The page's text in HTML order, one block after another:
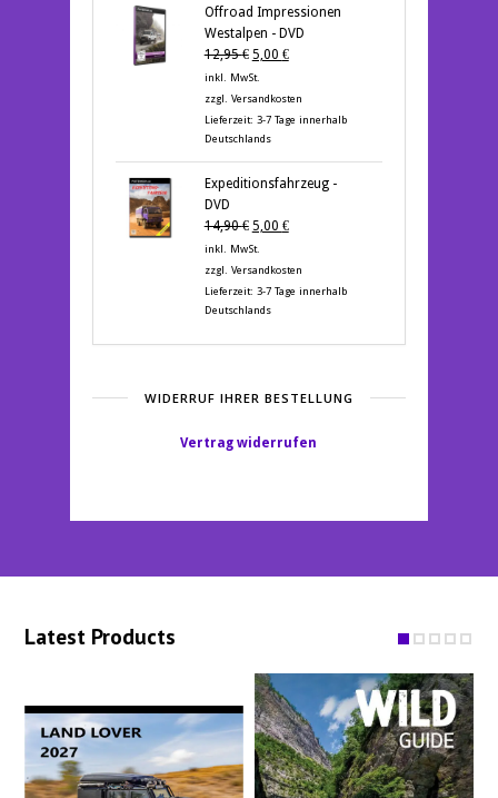
Offroad Impressionen
Westalpen - DVD
12,95€ Ursprünglicher
Preis
war:
12,95 €
5,00 €Aktueller
ist:
5,00 €.
inkl. MwSt.
zzgl. Versandkosten
Lieferzeit: 3-7 Tage innerhalb
Deutschlands
Expeditionsfahrzeug -
DVD
14,90€ Ursprünglicher
Preis
war:
14,90 €
5,00 €Aktueller
ist:
5,00 €.
inkl. MwSt.
zzgl. Versandkosten
Lieferzeit: 3-7 Tage innerhalb
Deutschlands
WIDERRUF IHRER BESTELLUNG
Vertrag widerrufen
Latest Products